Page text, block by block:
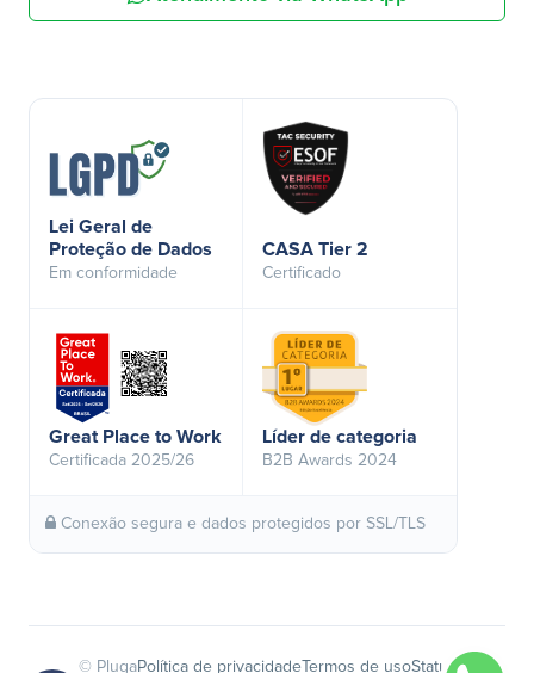
Lei Geral de
Proteção de Dados
Em conformidade
CASA Tier 2
Certificado
Great Place to Work
Certificada 2025/26
Líder de categoria
B2B Awards 2024
Conexão segura e dados protegidos por SSL/TLS
© PlugaPolítica de privacidadeTermos de usoStatus